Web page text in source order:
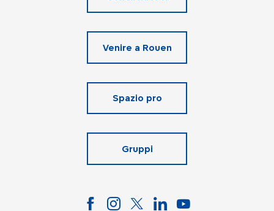
Venire a Rouen
Spazio pro
Gruppi